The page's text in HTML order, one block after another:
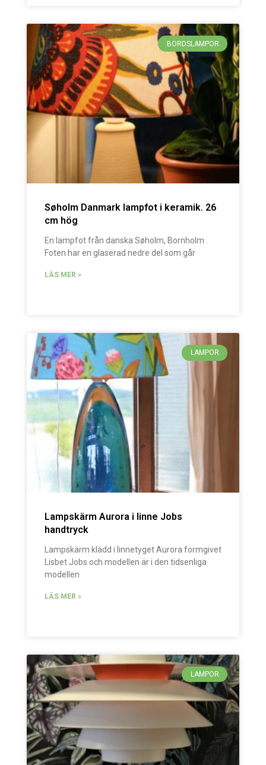
BORDSLAMPOR
Søholm Danmark lampfot i keramik. 26
cm hög
En lampfot från danska Søholm, Bornholm .
Foten har en glaserad nedre del som går
LÄS MER »
LAMPOR
Lampskärm Aurora i linne Jobs
handtryck
Lampskärm klädd i linnetyget Aurora formgivet
Lisbet Jobs och modellen är i den tidsenliga
modellen
LÄS MER »
LAMPOR